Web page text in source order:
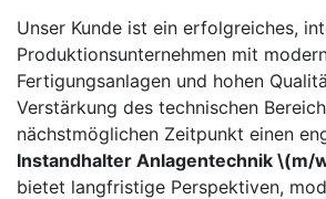
Unser Kunde ist ein erfolgreiches,
Produktionsunternehmen mit
Fertigungsanlagen und hohen
Verstärkung des technischen
nächstmöglichen Zeitpunkt einen
Instandhalter Anlagentechnik \(m/
bietet langfristige Perspektiven,